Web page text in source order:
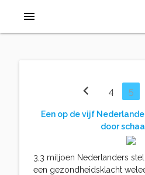
menu
chevron_left 4 5
Een op de vijf
door
3,3 miljoen Nederlanders
een gezondheidsklacht